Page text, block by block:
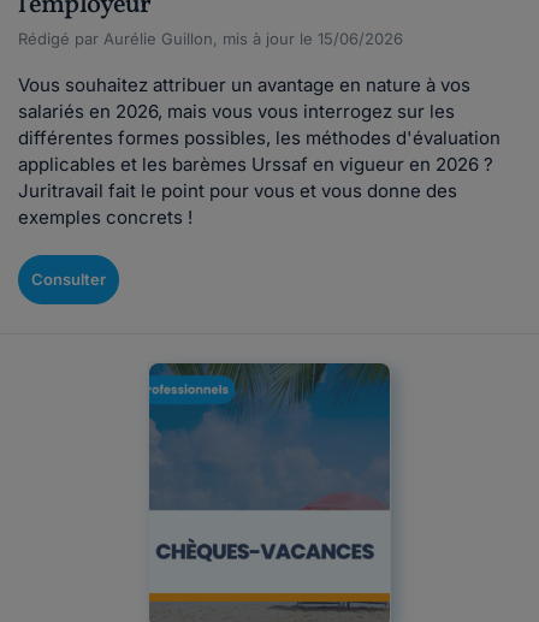
Rédigé par Aurélie Guillon, mis à jour le 15/06/2026
Vous souhaitez attribuer un avantage en nature à vos
salariés en 2026, mais vous vous interrogez sur les
différentes formes possibles, les méthodes d'évaluation
applicables et les barèmes Urssaf en vigueur en 2026 ?
Juritravail fait le point pour vous et vous donne des
exemples concrets !
Consulter